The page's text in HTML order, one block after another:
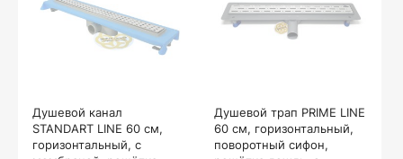
Душевой канал
STANDART LINE 60 см,
горизонтальный, с
Душевой трап PRIME LINE
60 см, горизонтальный,
поворотный сифон,